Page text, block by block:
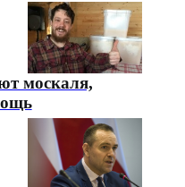
москаля,